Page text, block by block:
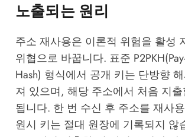
노출되는 원리
주소 재사용은 이론적 위험을 활성
위협으로 바꿉니다. 표준
Hash) 형식에서 공개 키는 단방향
져 있으며, 해당 주소에서 처음 지
됩니다. 한 번 수신 후 주소를 재사
원시 키는 절대 원장에 기록되지 않